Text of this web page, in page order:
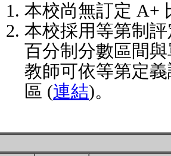
本校尚無訂定 A+
本校採用等第制
百分制分數區間
教師可依等第定
區 (連結)。